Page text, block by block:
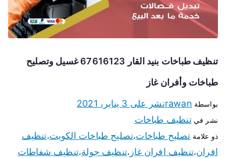
تنظيف طباخات بنيد القار 67616123 غسيل وتصليح
طباخات وأفران غاز
بواسطة rawanنشر على 3 يناير، 2021
نشر فيتنظيف طباخات
ذو علامة تصليح طباخات،تصليح طباخات الكويت،تنظيف
افران،تنظيف افران غاز ،تنظيف جولة،تنظيف شفاطات